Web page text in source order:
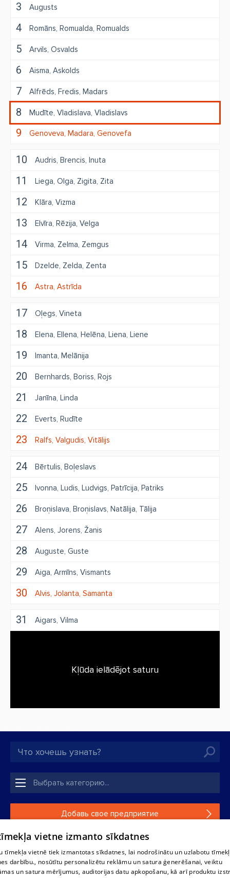
3 Augusts
4 Romāns Romualda Romualds
5 Arvils Osvalds
6 Aisma Askolds
7 Alfrēds Fredis Madars
8 Mudīte Vladislava Vladislavs
9 Genoveva Madara Genovefa
10 Audris Brencis Inuta
11 Liega Olga Zigita Zita
12 Klāra Vizma
13 Elvīra Rēzija Velga
14 Virma Zelma Zemgus
15 Dzelde Zelda Zenta
16 Astra Astrīda
17 Oļegs Vineta
18 Elena Ellena Helēna Liena Liene
19 Imanta Melānija
20 Bernhards Boriss Rojs
21 Janīna Linda
22 Everts Rudīte
23 Ralfs Valgudis Vitālijs
24 Bērtulis Boļeslavs
25 Ivonna Ludis Ludvigs Patrīcija Patriks
26 Broņislava Broņislavs Natālija Tālija
27 Alens Jorens Žanis
28 Auguste Guste
29 Aiga Armīns Vismants
30 Alvis Jolanta Samanta
31 Aigars Vilma
Kļūda ielādējot saturu
Добавь свое предприятие
Если твоего предприятия нет в нашей базе данных,
Полное или частичное распространение или копирование
vietne izmanto sīkdatnes
tīmekļa vietnē tiek izmantotas sīkdatnes, lai nodrošinātu un uzlabotu
darbību., nosūtītu personalizētu reklāmu un satura ģenerēšanai, veiktu
un satura mērījumus, auditorijas datu apkopošanu, kā arī produktu